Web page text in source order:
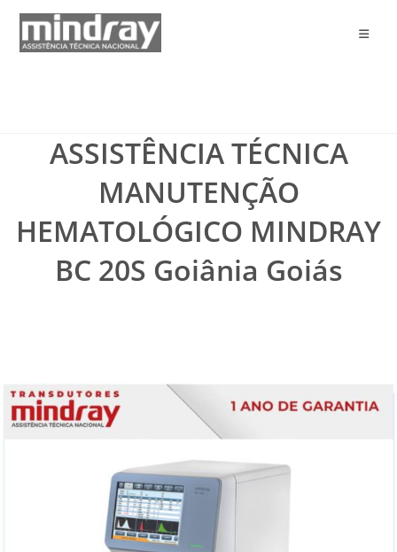
ASSISTÊNCIA TÉCNICA
MANUTENÇÃO
HEMATOLÓGICO MINDRAY
BC 20S Goiânia Goiás